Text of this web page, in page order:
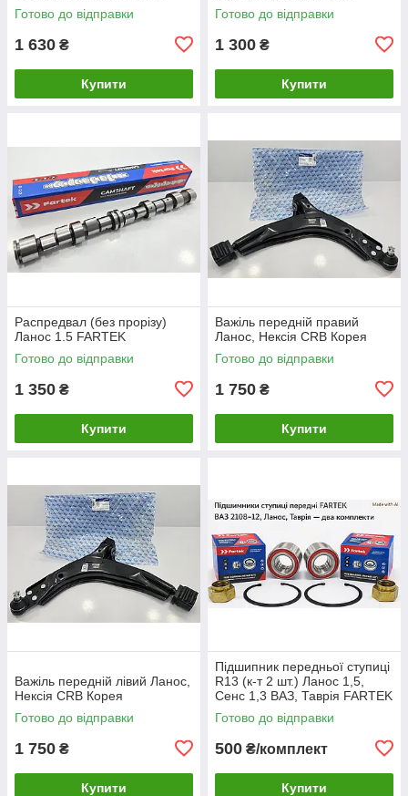
Готово до відправки
1 630 ₴
Купити
Готово до відправки
1 300 ₴
Купити
Распредвал (без прорізу)
Ланос 1.5 FARTEK
Готово до відправки
1 350 ₴
Купити
Важіль передній правий
Ланос, Нексія CRB Корея
Готово до відправки
1 750 ₴
Купити
Важіль передній лівий Ланос,
Нексія CRB Корея
Готово до відправки
1 750 ₴
Купити
Підшипник передньої ступиці
R13 (к-т 2 шт.) Ланос 1,5,
Сенс 1,3 ВАЗ, Таврія FARTEK
Готово до відправки
500 ₴/комплект
Купити